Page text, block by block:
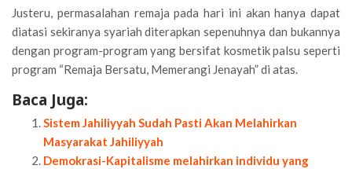
Justeru, permasalahan remaja pada hari ini akan hanya dapat
diatasi sekiranya syariah diterapkan sepenuhnya dan bukannya
dengan program-program yang bersifat kosmetik palsu seperti
program “Remaja Bersatu, Memerangi Jenayah” di atas.
Baca Juga:
Sistem Jahiliyyah Sudah Pasti Akan Melahirkan
Masyarakat Jahiliyyah
Demokrasi-Kapitalisme melahirkan individu yang